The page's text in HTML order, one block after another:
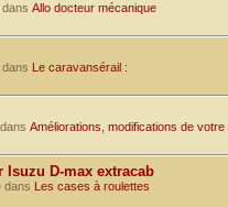
dans Allo docteur mécanique
dans Le caravansérail :
Améliorations, modifications de votre
Isuzu D-max extracab
dans Les cases à roulettes